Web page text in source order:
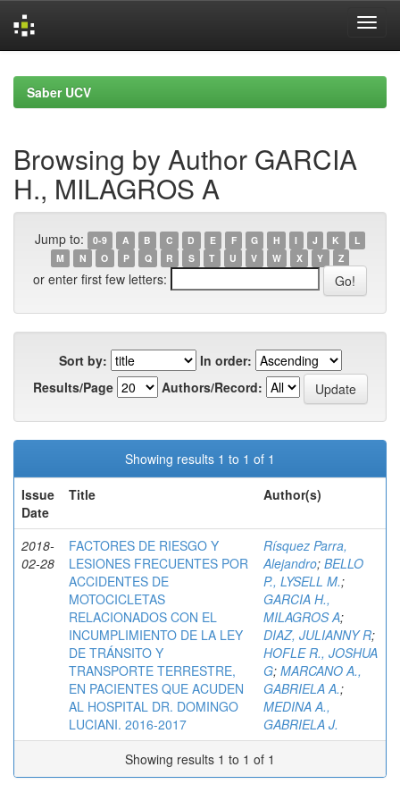
navigationSaber UCV
Browsing by Author GARCIA
H., MILAGROS A
Jump to: 0-9 A B C D E F G H I J K
L
M
N O P Q R S T U V W X Y Z
or enter first few letters:
Sort by:
In order:
Results/Page
Authors/Record:
Showing results 1 to 1 of 1
Issue
Date
Title Author(s)
2018-
02-28
FACTORES DE RIESGO Y
LESIONES FRECUENTES POR
ACCIDENTES DE
MOTOCICLETAS
RELACIONADOS CON EL
INCUMPLIMIENTO DE LA LEY
DE TRÁNSITO Y
TRANSPORTE TERRESTRE,
EN PACIENTES QUE ACUDEN
AL HOSPITAL DR. DOMINGO
LUCIANI. 2016-2017
Rísquez Parra,
Alejandro; BELLO
P., LYSELL M.;
GARCIA H.,
MILAGROS A;
DIAZ, JULIANNY R;
HOFLE R., JOSHUA
G; MARCANO A.,
GABRIELA A.;
MEDINA A.,
GABRIELA J.
Showing results 1 to 1 of 1